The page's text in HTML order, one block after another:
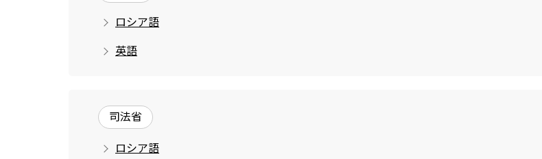
ロシア語
英語
司法省
ロシア語